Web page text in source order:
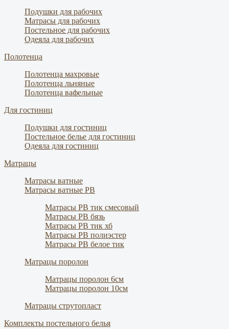
Подушки для рабочих
Матрасы для рабочих
Постельное для рабочих
Одеяла для рабочих
Полотенца
Полотенца махровые
Полотенца льняные
Полотенца вафельные
Для гостиниц
Подушки для гостиниц
Постельное белье для гостиниц
Одеяла для гостиниц
Матрацы
Матрасы ватные
Матрасы ватные РВ
Матрасы РВ тик смесовый
Матрасы РВ бязь
Матрасы РВ тик хб
Матрасы РВ полиэстер
Матрасы РВ белое тик
Матрацы поролон
Матрацы поролон 6см
Матрацы поролон 10см
Матрацы струтопласт
Комплекты постельного белья